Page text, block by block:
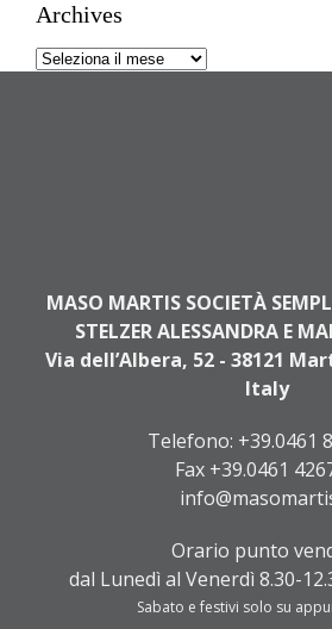
Archives
Archives
MASO MARTIS SOCIETÀ
STELZER ALESSANDRA E
Via dell’Albera, 52 - 38121
Italy
Telefono: +39.0461
Fax +39.0461
Orario punto
dal Lunedì al Venerdì 8.30-
Sabato e festivi solo su